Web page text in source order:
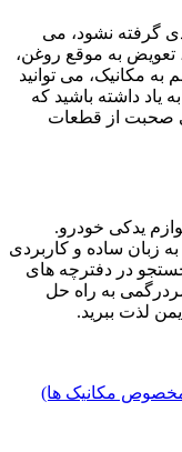
گرفته نشود، می
تعویض به موقع روغن،
به مکانیک، می توانید
یاد داشته باشید که
صحبت از قطعات
یدکی خودرو.
زبان ساده و کاربردی
در دفترچه‌ های
به راه حل
لذت ببرید.
مکانیک ها)